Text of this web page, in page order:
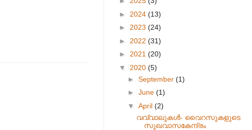
► 2024 (13)
► 2023 (24)
► 2022 (31)
► 2021 (20)
▼ 2020 (5)
► September (1)
► June (1)
▼ April (2)
വവ്വാലുകൾ- വൈറസുകളുടെ
സുഖവാസകേന്ദ്രം